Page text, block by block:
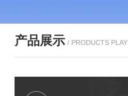
产品展示 / PRODUCTS PLAY